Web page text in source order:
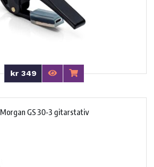
kr 349
Morgan GS 30-3 gitarstativ